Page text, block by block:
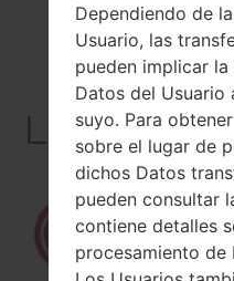
El
Dependiendo de
Usuario, las
pueden implicar
Datos del Usuario
suyo. Para
sobre el lugar de
dichos Datos
pueden consultar
contiene detalles
procesamiento de